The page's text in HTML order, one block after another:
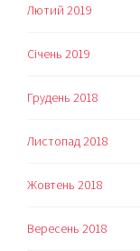
Лютий 2019
Січень 2019
Грудень 2018
Листопад 2018
Жовтень 2018
Вересень 2018